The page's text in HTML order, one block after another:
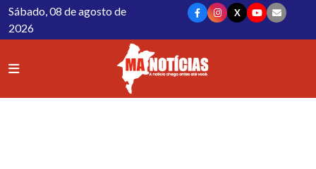
Sábado, 08 de agosto de
2026
X